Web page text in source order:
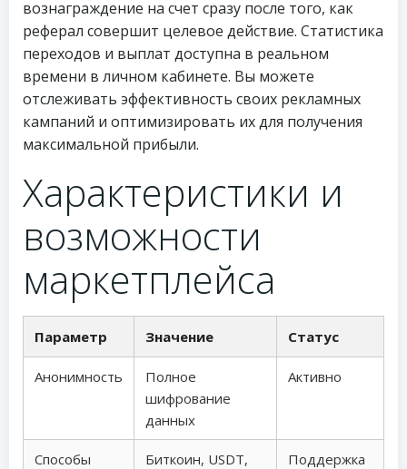
вознаграждение на счет сразу после того, как
реферал совершит целевое действие. Статистика
переходов и выплат доступна в реальном
времени в личном кабинете. Вы можете
отслеживать эффективность своих рекламных
кампаний и оптимизировать их для получения
максимальной прибыли.
Характеристики и
возможности
маркетплейса
Параметр Значение Статус
Анонимность
Полное
шифрование
данных
Активно
Способы
Биткоин, USDT,
Поддержка